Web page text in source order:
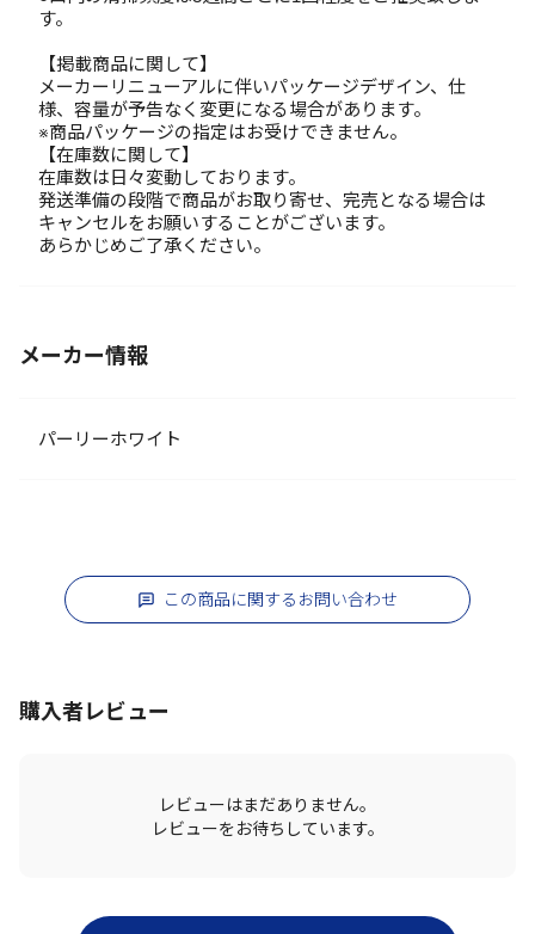
す。
【掲載商品に関して】
メーカーリニューアルに伴いパッケージデザイン、仕
様、容量が予告なく変更になる場合があります。
※商品パッケージの指定はお受けできません。
【在庫数に関して】
在庫数は日々変動しております。
発送準備の段階で商品がお取り寄せ、完売となる場合は
キャンセルをお願いすることがございます。
あらかじめご了承ください。
メーカー情報
パーリーホワイト
この商品に関するお問い合わせ
購入者レビュー
レビューはまだありません。
レビューをお待ちしています。